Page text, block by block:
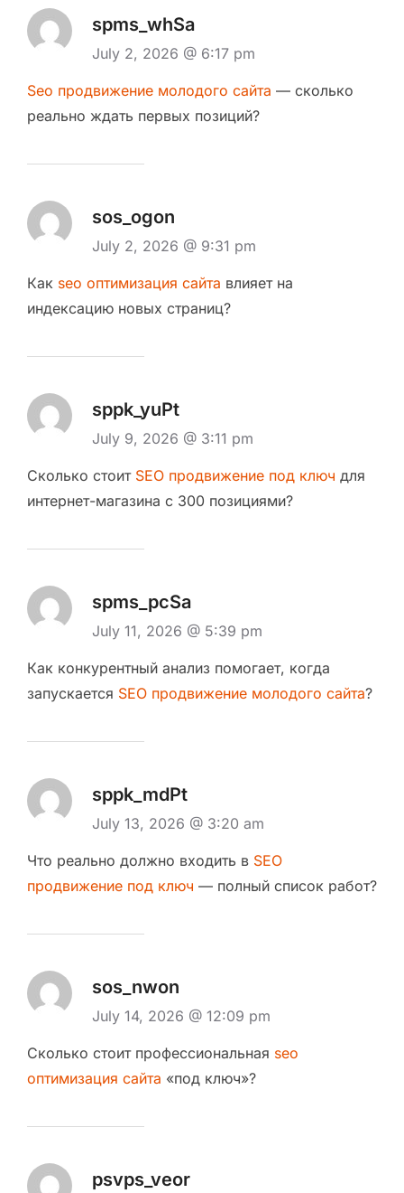
spms_whSa
July 2, 2026 @ 6:17 pm
Seo продвижение молодого сайта — сколько
реально ждать первых позиций?
sos_ogon
July 2, 2026 @ 9:31 pm
Как seo оптимизация сайта влияет на
индексацию новых страниц?
sppk_yuPt
July 9, 2026 @ 3:11 pm
Сколько стоит SEO продвижение под ключ для
интернет-магазина с 300 позициями?
spms_pcSa
July 11, 2026 @ 5:39 pm
Как конкурентный анализ помогает, когда
запускается SEO продвижение молодого сайта?
sppk_mdPt
July 13, 2026 @ 3:20 am
Что реально должно входить в SEO
продвижение под ключ — полный список работ?
sos_nwon
July 14, 2026 @ 12:09 pm
Сколько стоит профессиональная seo
оптимизация сайта «под ключ»?
psvps_veor